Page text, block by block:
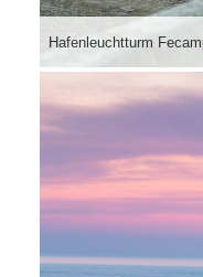
Hafenleuchtturm